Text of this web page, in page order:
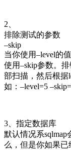
2、
排除测试的参数
–skip
当你使用–level的
使用–skip参数。
部扫描，然后根据
如：–level=5
3、指定数据库
默认情况系
么，但是你如果